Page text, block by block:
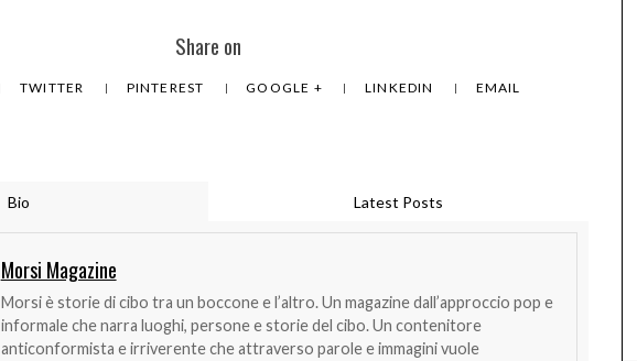
Share on
TWITTER PINTEREST GOOGLE + LINKEDIN EMAIL
Bio Latest Posts
Morsi Magazine
Morsi è storie di cibo tra un boccone e l’altro. Un magazine dall’approccio pop e
informale che narra luoghi, persone e storie del cibo. Un contenitore
anticonformista e irriverente che attraverso parole e immagini vuole